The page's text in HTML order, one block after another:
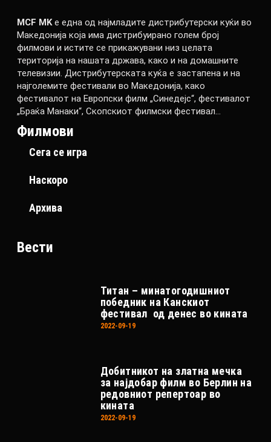
MCF MKе една од најмладите дистрибутерски куќи во
Македонија која има дистрибуирано голем број
филмови и истите се прикажувани низ целата
територија на нашата држава, како и на домашните
телевизии. Дистрибутерската куќа е застапена и на
најголемите фестивали во Македонија, како
фестивалот на Европски филм „Синедејс“, фестивалот
„Браќа Манаки“, Скопскиот филмски фестивал…
Филмови
Сега се игра
Наскоро
Архива
Вести
Титан – минатогодишниот
победник на Канскиот
фестивал од денес во кината
2022-09-19
Добитникот на златна мечка
за најдобар филм во Берлин на
редовниот репертоар во
кината
2022-09-19